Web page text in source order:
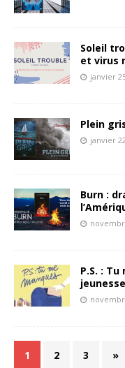
Soleil
et virus
janvier
Plein
janvier
Burn :
P.S. :
jeunesse
1 2 3 »